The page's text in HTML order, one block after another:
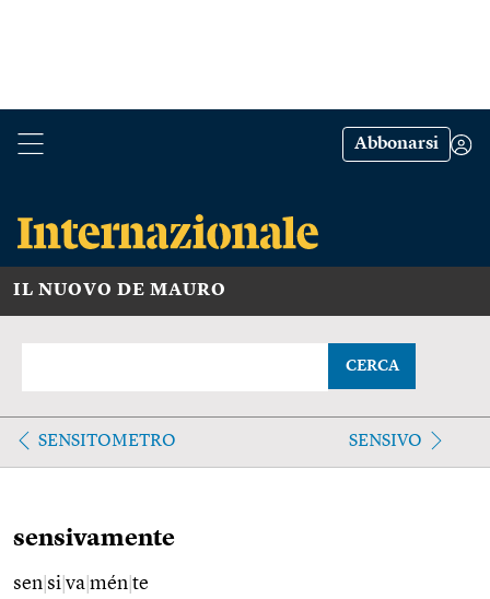
Abbonarsi
IL NUOVO DE MAURO
CERCA
SENSITOMETRO SENSIVO
sensivamente
sen si va mén te